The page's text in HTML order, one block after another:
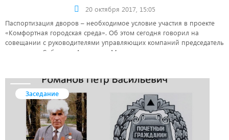
20 октября 2017, 15:05
Паспортизация дворов – необходимое условие участия в проекте
«Комфортная городская среда». Об этом сегодня говорил на
совещании с руководителями управляющих компаний председатель
городского Собрания Александр Морозов.
Заседание